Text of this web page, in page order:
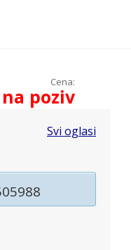
Cena:
poziv
Svi oglasi